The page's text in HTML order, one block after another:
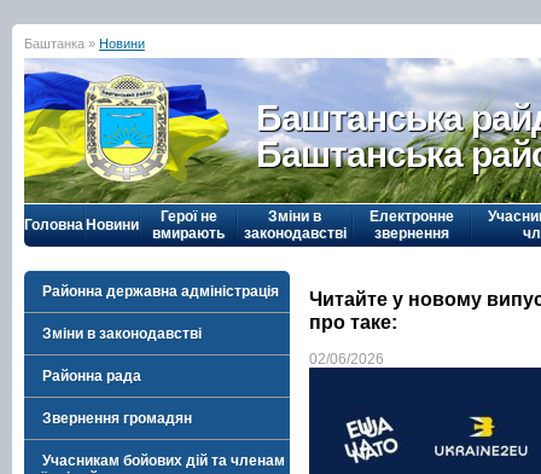
Баштанка » Новини
Баштанська
Баштанська
Головна Новини
Герої не
вмирають
Зміни в
законодавстві
Електронне
звернення
Районна державна адміністрація
Зміни в законодавстві
Районна рада
Звернення громадян
Учасникам бойових дій та членам
Читайте у новому
про таке:
02/06/2026